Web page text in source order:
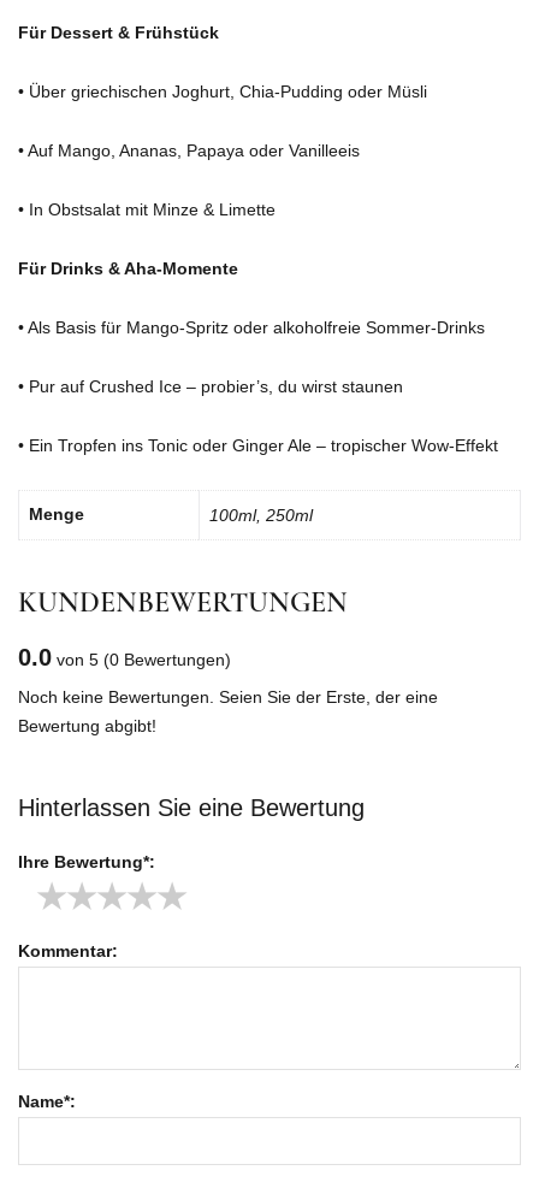
Für Dessert & Frühstück
• Über griechischen Joghurt, Chia-Pudding oder Müsli
• Auf Mango, Ananas, Papaya oder Vanilleeis
• In Obstsalat mit Minze & Limette
Für Drinks & Aha-Momente
• Als Basis für Mango-Spritz oder alkoholfreie Sommer-Drinks
• Pur auf Crushed Ice – probier’s, du wirst staunen
• Ein Tropfen ins Tonic oder Ginger Ale – tropischer Wow-Effekt
Menge 100ml, 250ml
KUNDENBEWERTUNGEN
0.0 von 5 (0 Bewertungen)
Noch keine Bewertungen. Seien Sie der Erste, der eine
Bewertung abgibt!
Hinterlassen Sie eine Bewertung
Ihre Bewertung*:
★
★
★
★
★
Kommentar:
Name*: